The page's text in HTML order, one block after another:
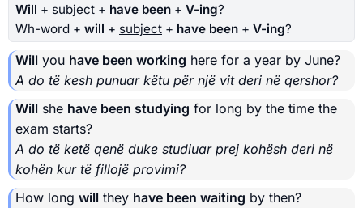
Will + subject + have been + V-ing?
Wh-word + will + subject + have been + V-ing?
Will you have been working here for a year by June?
A do të kesh punuar këtu për një vit deri në qershor?
Will she have been studying for long by the time the
exam starts?
A do të ketë qenë duke studiuar prej kohësh deri në
kohën kur të fillojë provimi?
How long will they have been waiting by then?